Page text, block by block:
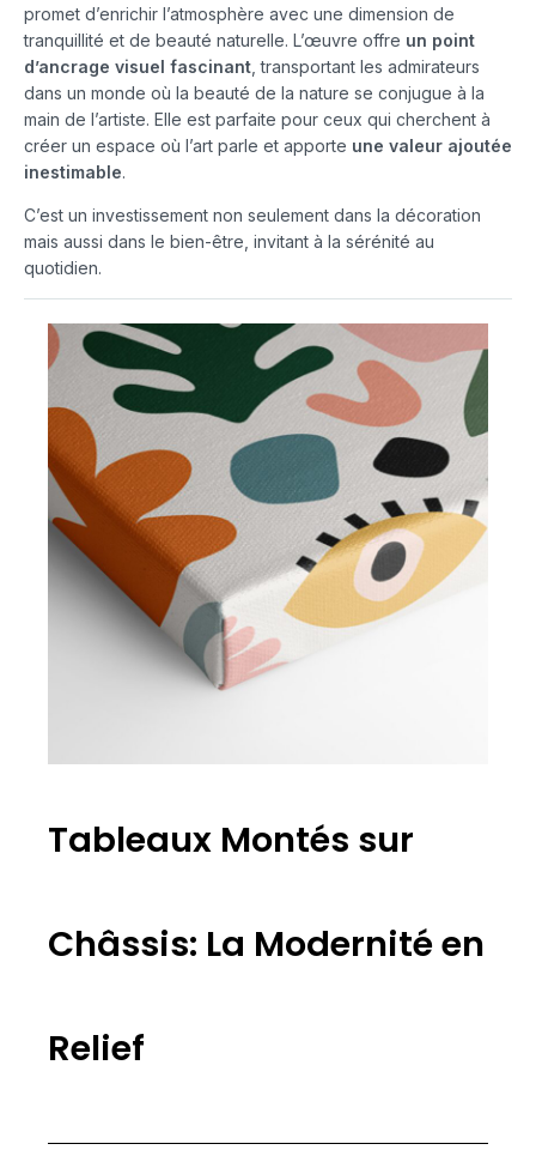
promet d’enrichir l’atmosphère avec une dimension de
tranquillité et de beauté naturelle. L’œuvre offre un point
d’ancrage visuel fascinant , transportant les admirateurs
dans un monde où la beauté de la nature se conjugue à la
main de l’artiste. Elle est parfaite pour ceux qui cherchent à
créer un espace où l’art parle et apporte une valeur ajoutée
inestimable.
C’est un investissement non seulement dans la décoration
mais aussi dans le bien-être, invitant à la sérénité au
quotidien.
Tableaux Montés sur
Châssis: La Modernité en
Relief